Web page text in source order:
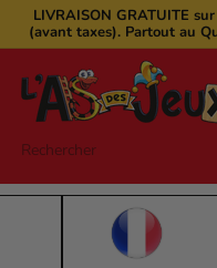
Passer
contenu
LIVRAISON GRATUITE
(avant taxes). Partout au
L'A
s
s
e
Rechercher